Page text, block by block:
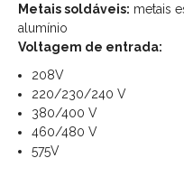
Metais soldáveis: metais
alumínio
Voltagem de entrada:
208V
220/230/240 V
380/400 V
460/480 V
575V